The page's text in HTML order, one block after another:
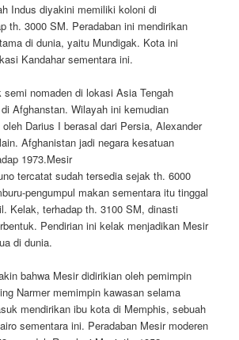
Indus diyakini memiliki koloni di
th. 3000 SM. Peradaban ini mendirikan
di dunia, yaitu Mundigak. Kota ini
Kandahar sementara ini.
nomaden di lokasi Asia Tengah
Afghanstan. Wilayah ini kemudian
Darius I berasal dari Persia, Alexander
Afghanistan jadi negara kesatuan
1973.Mesir
tercatat sudah tersedia sejak th. 6000
pengumpul makan sementara itu tinggal
Kelak, terhadap th. 3100 SM, dinasti
Pendirian ini kelak menjadikan Mesir
di dunia.
bahwa Mesir didirikian oleh pemimpin
Narmer memimpin kawasan selama
mendirikan ibu kota di Memphis, sebuah
sementara ini. Peradaban Mesir moderen